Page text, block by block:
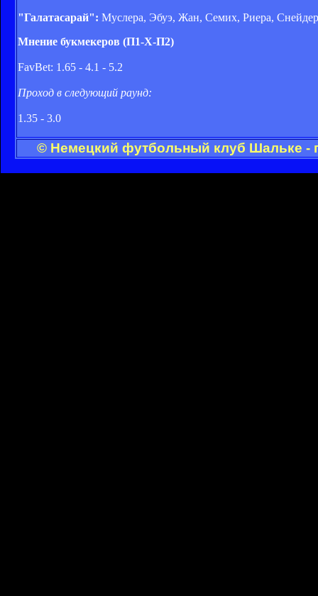
"Галатасарай": Муслера, Эбуэ, Жан, Семих, Риера,
Мнение букмекеров (П1-Х-П2)
FavBet: 1.65 - 4.1 - 5.2
Проход в следующий раунд:
1.35 - 3.0
© Немецкий футбольный клуб Шальке -